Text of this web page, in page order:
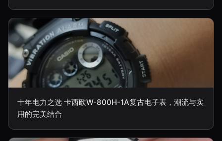
十年电力之选 卡西欧W-800H-1A复古电子表，潮流与实
用的完美结合